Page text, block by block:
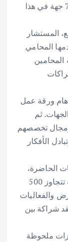
المعارض والفعاليات، إلى جانب أكثر من 70 جهة في هذا
المستشار
المحامي
ورقة عمل
ثم
تخصصهم
الأفكار
الحاضرة،
حيث يعد الملتقى حلقة وصل تضم مجموعة تتجاوز 500
والفعاليات
بالمجال. تم توقيع أكثر من 30 عقد شراكة بين
ملحوظة